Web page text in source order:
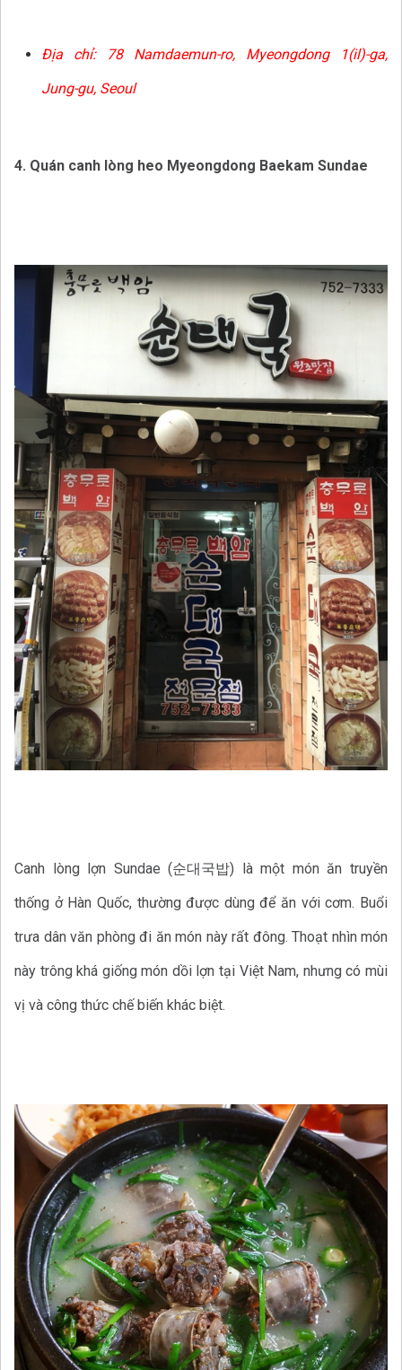
Địa chỉ:
78 Namdaemun-ro, Myeongdong 1(il)-ga,
Jung-gu, Seoul
4. Quán canh lòng heo Myeongdong Baekam Sundae
Canh lòng lợn Sundae (순대국밥) là một món ăn truyền
thống ở Hàn Quốc, thường được dùng để ăn với cơm. Buổi
trưa dân văn phòng đi ăn món này rất đông. Thoạt nhìn món
này trông khá giống món dồi lợn tại Việt Nam, nhưng có mùi
vị và công thức chế biến khác biệt.